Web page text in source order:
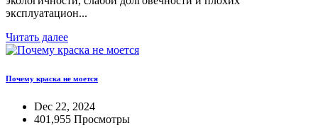
эксплуатацион...
Читать далее
Почему краска не моется
Dec 22, 2024
401,955 Просмотры